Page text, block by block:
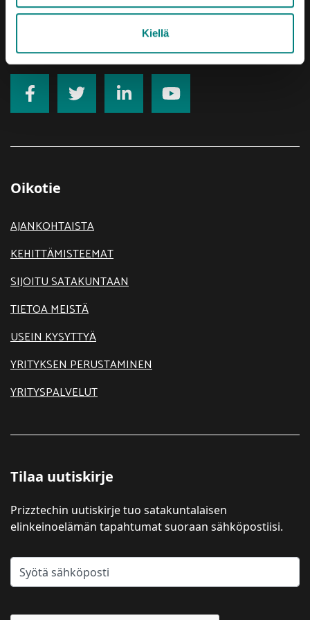
Kiellä
Rekisteriseloste
Saavutettavuusseloste
Oikotie
AJANKOHTAISTA
KEHITTÄMISTEEMAT
SIJOITU SATAKUNTAAN
TIETOA MEISTÄ
USEIN KYSYTTYÄ
YRITYKSEN PERUSTAMINEN
YRITYSPALVELUT
Tilaa uutiskirje
Prizztechin uutiskirje tuo satakuntalaisen
elinkeinoelämän tapahtumat suoraan sähköpostiisi.